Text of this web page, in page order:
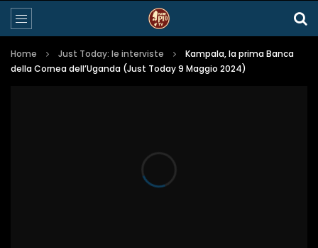
Home Just Today: le interviste
Kampala, la prima Banca
della Cornea dell’Uganda (Just Today 9 Maggio 2024)